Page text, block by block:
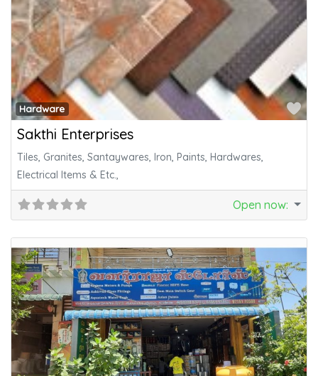
Hardware
Sakthi Enterprises
Tiles, Granites, Santaywares, Iron, Paints, Hardwares,
Electrical Items & Etc.,
Open now: